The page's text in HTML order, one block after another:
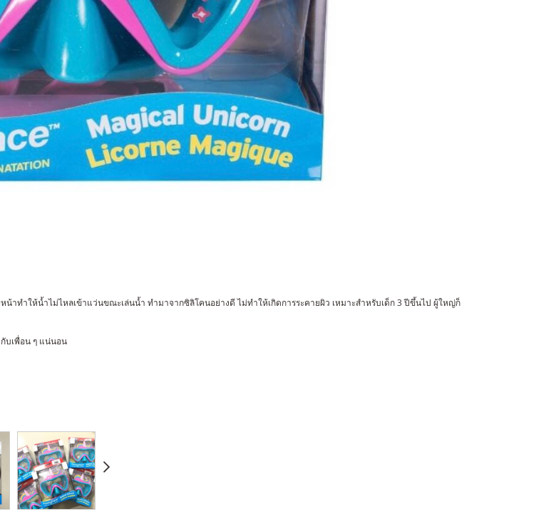
ทำให้น้ำไม่ไหลเข้าแว่นขณะเล่นน้ำ ทำมาจากซิลิโคนอย่างดี ไม่ทำให้เกิดการระคายผิว เหมาะสำหรับเด็ก 3 ปีขึ้นไป ผู้ใหญ่ก็
บเพื่อน ๆ แน่นอน